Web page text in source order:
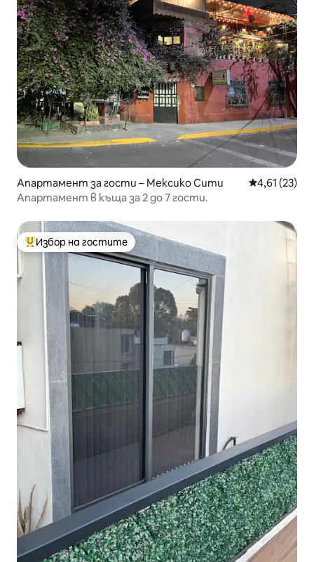
Апартамент за гости – Мексико Сити Средна
4,61 (23)
Апартамент в къща за 2 до 7 гости.
Най-популярен избор на гостите
Избор на гостите